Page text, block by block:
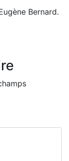
Bernard.